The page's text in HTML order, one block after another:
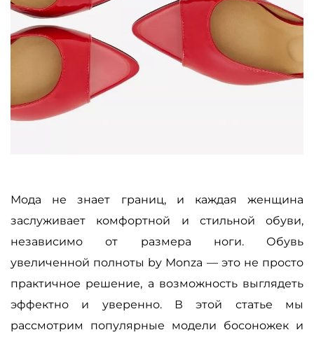
Мода не знает границ, и каждая женщина
заслуживает комфортной и стильной обуви,
независимо от размера ноги. Обувь
увеличенной полноты by Monza —это не просто
практичное решение, а возможность выглядеть
эффектно и уверенно. В этой статье мы
рассмотрим популярные модели босоножек и